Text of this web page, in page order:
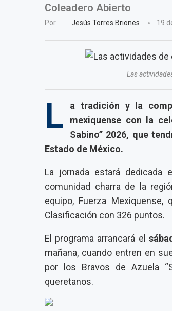
Coleadero Abierto
Por Jesús Torres Briones 19
Las
L
a tradición y la
mexiquense con la
Sabino” 2026, que
Estado de México.
La jornada estará dedicada
comunidad charra de la
equipo, Fuerza
Clasificación con 326 puntos.
El programa arrancará el
mañana, cuando entren en
por los Bravos de Azuela
queretanos.